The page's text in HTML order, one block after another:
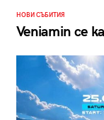
НОВИ СЪБИТИЯ
Veniamin се